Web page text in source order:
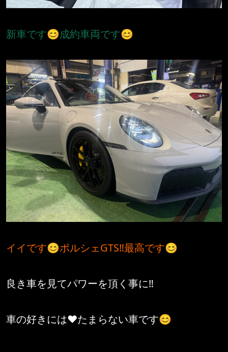
新車です😊成約車両です😊
イイです😊ポルシェGTS‼️最高です😊
良き車を見てパワーを頂く事に‼️
車の好きには❤️たまらない車です😊